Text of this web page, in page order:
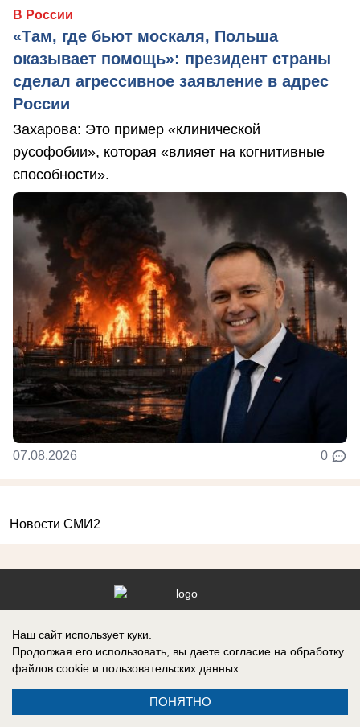
В России
«Там, где бьют москаля, Польша
оказывает помощь»: президент страны
сделал агрессивное заявление в адрес
России
Захарова: Это пример «клинической
русофобии», которая «влияет на когнитивные
способности».
07.08.2026 0
Новости СМИ2
Вакансии
Контакты
Информация
Наш сайт использует куки.
Продолжая его использовать, вы даете согласие на обработку
файлов cookie и пользовательских данных.
ПОНЯТНО